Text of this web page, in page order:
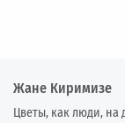
Жане Киримизе
Цветы, как люди, на